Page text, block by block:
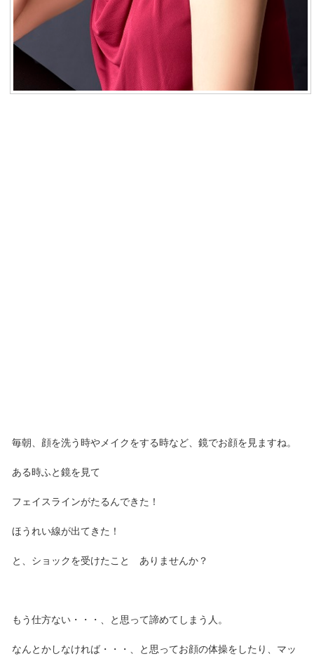
毎朝、顔を洗う時やメイクをする時など、鏡でお顔を見ますね。
ある時ふと鏡を見て
フェイスラインがたるんできた！
ほうれい線が出てきた！
と、ショックを受けたこと ありませんか？
もう仕方ない・・・、と思って諦めてしまう人。
なんとかしなければ・・・、と思ってお顔の体操をしたり、マッ